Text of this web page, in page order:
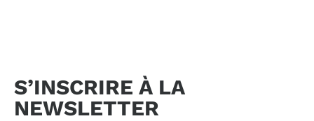
S’INSCRIRE À LA
NEWSLETTER